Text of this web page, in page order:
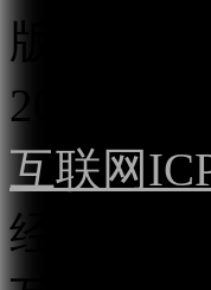
版权所有
2022）
互联网
经营许可